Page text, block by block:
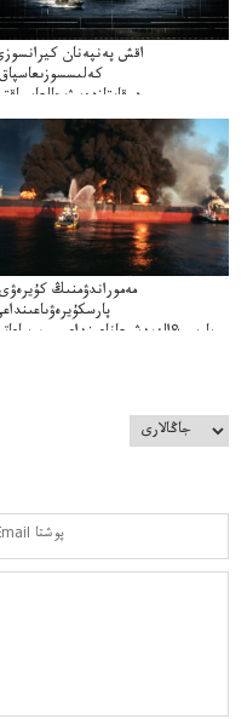
اقش پەنپەنان
دوقايتازدەسۋىجالعاسپاقتى
كەزدەسۋىشيەلەنىستىباسەڭدەتەمە؟
مەموراندۋمنىڭ
پارسى&الەمدشىعاناعىنداعىسىن ساعاتى